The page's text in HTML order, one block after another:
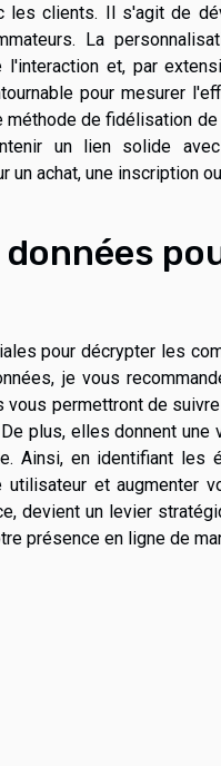
les clients. Il s'agit de
La
et, par
pour mesurer
de fidélisation
un lien solide
achat, une inscription
pour décrypter les
je vous
permettront de
plus, elles donnent une
Ainsi, en identifiant
et augmenter
devient un levier
présence en ligne de